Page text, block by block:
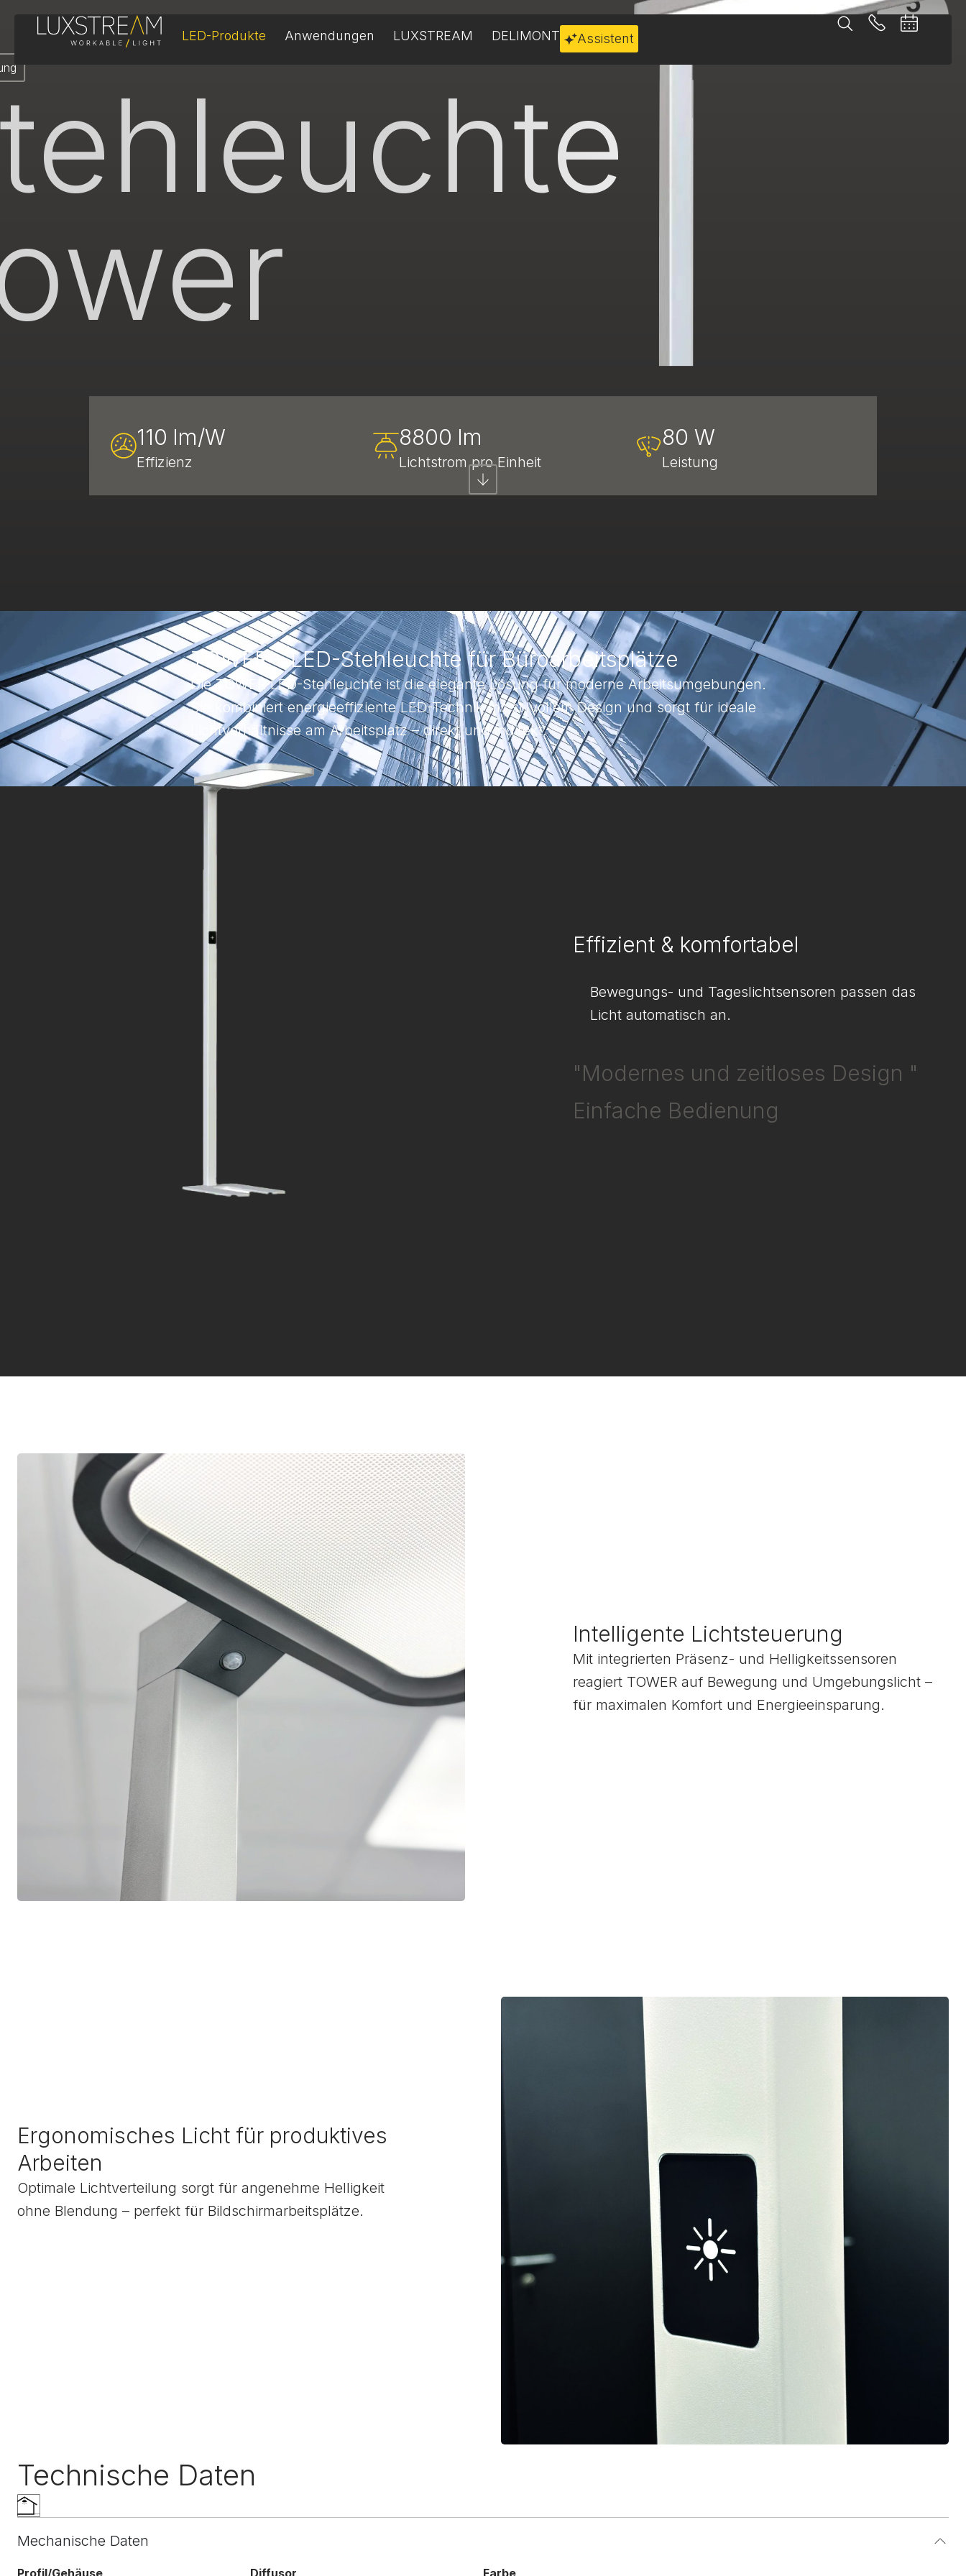
LED-Produkte Anwendungen LUXSTREAM DELIMONT Assistent
110 lm/W
Effizienz
8800 lm
Lichtstrom pro Einheit
80 W
Leistung
TOWER – LED-Stehleuchte für Büroarbeitsplätze
Die TOWER LED-Stehleuchte ist die elegante Lösung für moderne Arbeitsumgebungen.
Sie kombiniert energieeffiziente LED-Technik mit stilvollem Design und sorgt für ideale
Lichtverhältnisse am Arbeitsplatz – direkt und indirekt.
Effizient & komfortabel
Bewegungs- und Tageslichtsensoren passen das
Licht automatisch an.
"Modernes und zeitloses Design "
Einfache Bedienung
Intelligente Lichtsteuerung
Mit integrierten Präsenz- und Helligkeitssensoren
reagiert TOWER auf Bewegung und Umgebungslicht –
für maximalen Komfort und Energieeinsparung.
Ergonomisches Licht für produktives
Arbeiten
Optimale Lichtverteilung sorgt für angenehme Helligkeit
ohne Blendung – perfekt für Bildschirmarbeitsplätze.
Technische Daten
Mechanische Daten